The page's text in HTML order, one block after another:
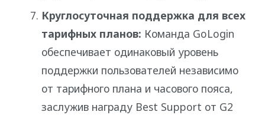
Круглосуточная поддержка для всех
тарифных планов: Команда GoLogin
обеспечивает одинаковый уровень
поддержки пользователей независимо
от тарифного плана и часового пояса,
заслужив награду Best Support от G2